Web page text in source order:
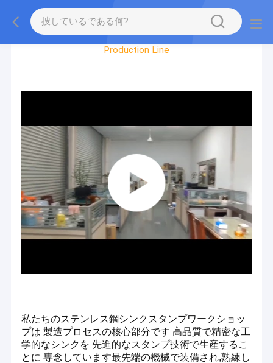
Factory Tour
Production Line
私たちのステンレス鋼シンクスタンプワークショッ
プは 製造プロセスの核心部分です 高品質で精密な工
学的なシンクを 先進的なスタンプ技術で生産するこ
とに 専念しています最先端の機械で装備され,熟練し